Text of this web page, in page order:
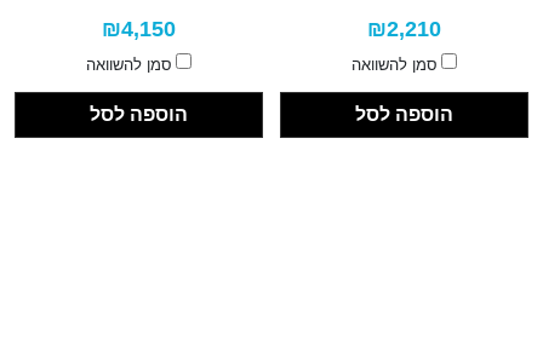
₪2,210
סמן להשוואה
הוספה לסל
₪4,150
סמן להשוואה
הוספה לסל